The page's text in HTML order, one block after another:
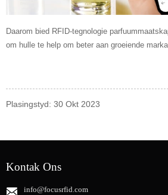
Daarom bied RFID-tegnologie
om hulle te help om beter aan groeiende
Plasingstyd: 30 Okt 2023
Kontak Ons
info@focusrfid.com